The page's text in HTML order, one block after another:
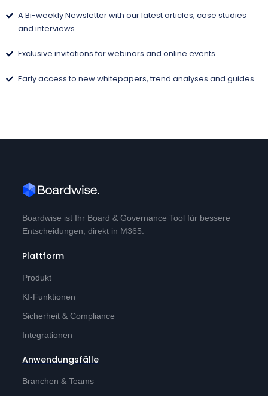
A Bi-weekly Newsletter with our latest articles, case studies
and interviews
Exclusive invitations for webinars and online events
Early access to new whitepapers, trend analyses and guides
Boardwise ist Ihr Board & Governance Tool für bessere
Entscheidungen, direkt in M365.
Plattform
Produkt
KI-Funktionen
Sicherheit & Compliance
Integrationen
Anwendungsfälle
Branchen & Teams